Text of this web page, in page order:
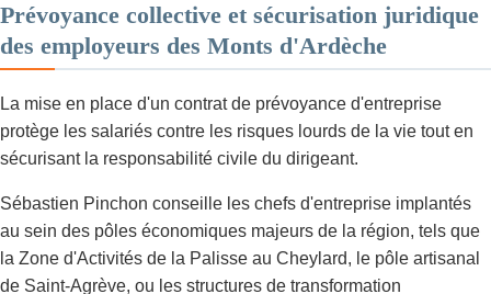
Prévoyance collective et sécurisation juridique
des employeurs des Monts d'Ardèche
La mise en place d'un contrat de prévoyance d'entreprise
protège les salariés contre les risques lourds de la vie tout en
sécurisant la responsabilité civile du dirigeant.
Sébastien Pinchon conseille les chefs d'entreprise implantés
au sein des pôles économiques majeurs de la région, tels que
la Zone d'Activités de la Palisse au Cheylard, le pôle artisanal
de Saint-Agrève, ou les structures de transformation